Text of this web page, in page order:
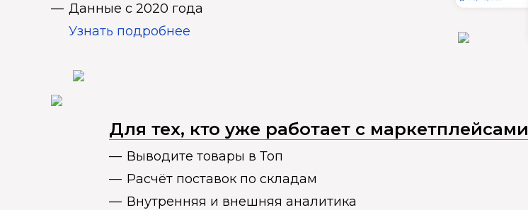
Данные с 2020 года
Узнать подробнее
Для тех, кто уже работает с маркетплейсами
Выводите товары в Топ
Расчёт поставок по складам
Внутренняя и внешняя аналитика